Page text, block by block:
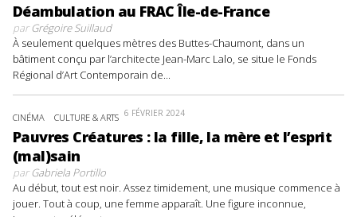
Déambulation au FRAC Île-de-France
parGrégoire Suillaud
À seulement quelques mètres des Buttes-Chaumont, dans un
bâtiment conçu par l’architecte Jean-Marc Lalo, se situe le Fonds
Régional d’Art Contemporain de...
CINÉMA CULTURE & ARTS 6 FÉVRIER 2024
Pauvres Créatures : la fille, la mère et l’esprit
(mal)sain
parGabriela Portillo
Au début, tout est noir. Assez timidement, une musique commence à
jouer. Tout à coup, une femme apparaît. Une figure inconnue,